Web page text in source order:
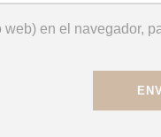
en el navegador,